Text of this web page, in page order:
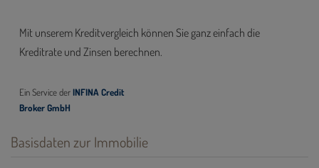
Basisdaten zur Immobilie